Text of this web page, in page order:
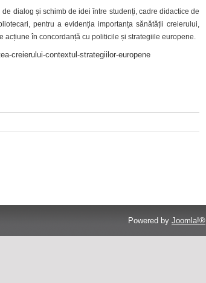
dialog și schimb de idei între studenți, cadre didactice de
pentru a evidenția importanța sănătății creierului,
acțiune în concordanță cu politicile și strategiile europene.
creierului-contextul-strategiilor-europene
Powered by Joomla!®